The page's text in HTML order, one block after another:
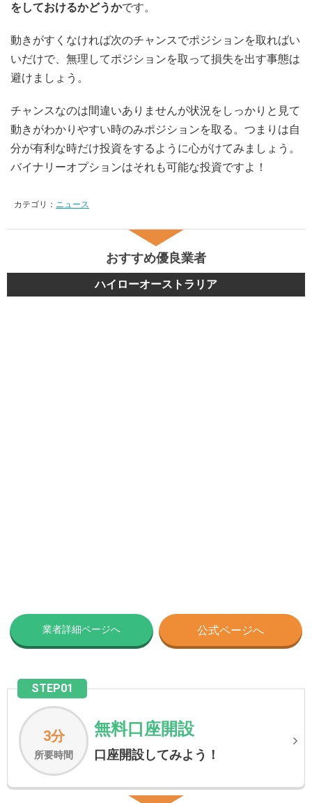
をしておけるかどうかです。
動きがすくなければ次のチャンスでポジションを取ればい
いだけで、無理してポジションを取って損失を出す事態は
避けましょう。
チャンスなのは間違いありませんが状況をしっかりと見て
動きがわかりやすい時のみポジションを取る。つまりは自
分が有利な時だけ投資をするように心がけてみましょう。
バイナリーオプションはそれも可能な投資ですよ！
カテゴリ： ニュース
おすすめ優良業者
ハイローオーストラリア
業者詳細ページへ 公式ページへ
STEP01
3分
所要時間
無料口座開設
口座開設してみよう！